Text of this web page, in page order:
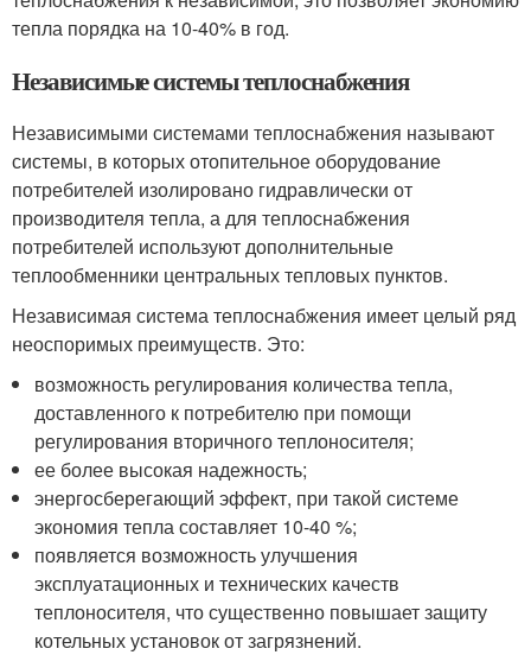
тепла порядка на 10-40% в год.
Независимые системы теплоснабжения
Независимыми системами теплоснабжения называют
системы, в которых отопительное оборудование
потребителей изолировано гидравлически от
производителя тепла, а для теплоснабжения
потребителей используют дополнительные
теплообменники центральных тепловых пунктов.
Независимая система теплоснабжения имеет целый ряд
неоспоримых преимуществ. Это:
возможность регулирования количества тепла,
доставленного к потребителю при помощи
регулирования вторичного теплоносителя;
ее более высокая надежность;
энергосберегающий эффект, при такой системе
экономия тепла составляет 10-40 %;
появляется возможность улучшения
эксплуатационных и технических качеств
теплоносителя, что существенно повышает защиту
котельных установок от загрязнений.